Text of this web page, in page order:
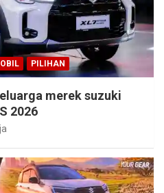
PILIHAN
merek suzuki
2026